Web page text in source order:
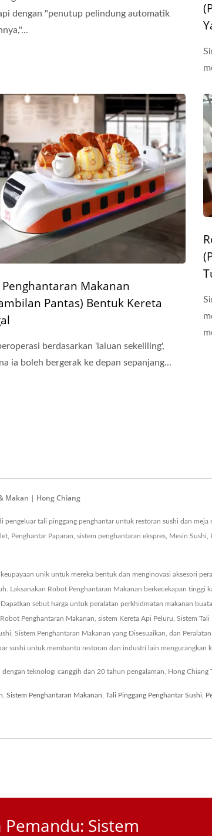
dengan "penutup pelindung automatik
Penghantaran Makanan
Pantas) Bentuk Kereta
berdasarkan 'laluan sekeliling',
ia boleh bergerak ke depan sepanjang...
Makan | Hong Chiang
tali pinggang penghantar untuk restoran sushi dan
Penghantar Paparan, sistem penghantaran ekspres, Mesin
unik untuk mereka bentuk dan menginovasi aksesori
Laksanakan Robot Penghantaran Makanan berkecekapan tinggi
sebut harga untuk peralatan perkhidmatan makanan
Penghantaran Makanan, sistem Kereta Api Peluru, Sistem Tali
Sistem Penghantaran Makanan yang Disesuaikan, dan
sushi untuk membantu restoran dan industri lain mengurangkan
teknologi canggih dan 20 tahun pengalaman, Hong
Sistem Penghantaran Makanan Tali Pinggang Penghantar Sushi
Sistem